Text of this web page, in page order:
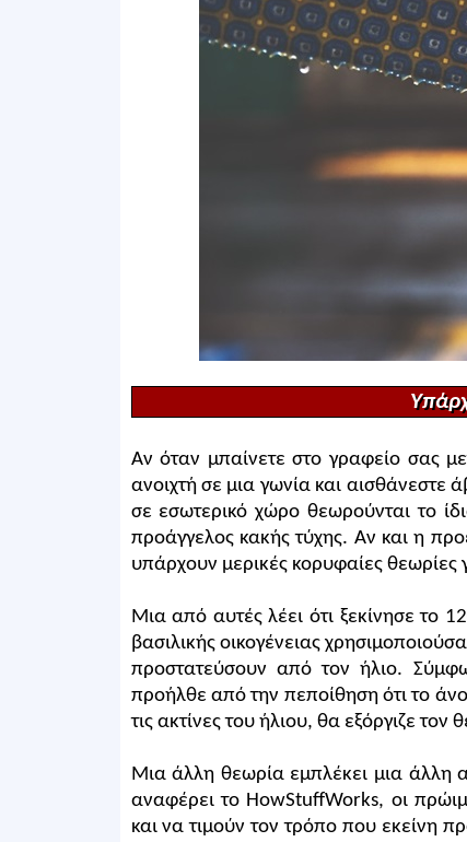
Αν όταν μπαίνετε στο γραφείο σας
ανοιχτή σε μια γωνία και αισθάνεστε
σε εσωτερικό χώρο θεωρούνται το
προάγγελος κακής τύχης. Αν και η
υπάρχουν μερικές κορυφαίες θεωρίες
Μια από αυτές λέει ότι ξεκίνησε το
βασιλικής οικογένειας
προστατεύσουν από τον ήλιο.
προήλθε από την πεποίθηση ότι το
τις ακτίνες του ήλιου, θα εξόργιζε
Μια άλλη θεωρία εμπλέκει μια άλλη
αναφέρει το HowStuffWorks, οι
και να τιμούν τον τρόπο που εκείνη